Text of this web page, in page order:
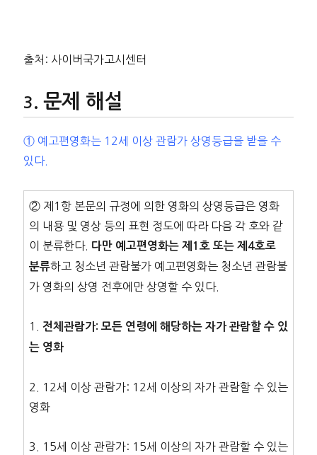
출처: 사이버국가고시센터
문제 해설
① 예고편영화는 12세 이상 관람가 상영등급을 받을 수
있다.
② 제1항 본문의 규정에 의한 영화의 상영등급은 영화
의 내용 및 영상 등의 표현 정도에 따라 다음 각 호와 같
이 분류한다. 다만 예고편영화는 제1호 또는 제4호로
분류하고 청소년 관람불가 예고편영화는 청소년 관람불
가 영화의 상영 전후에만 상영할 수 있다.
1. 전체관람가: 모든 연령에 해당하는 자가 관람할 수 있
는 영화
2. 12세 이상 관람가: 12세 이상의 자가 관람할 수 있는
영화
3. 15세 이상 관람가: 15세 이상의 자가 관람할 수 있는